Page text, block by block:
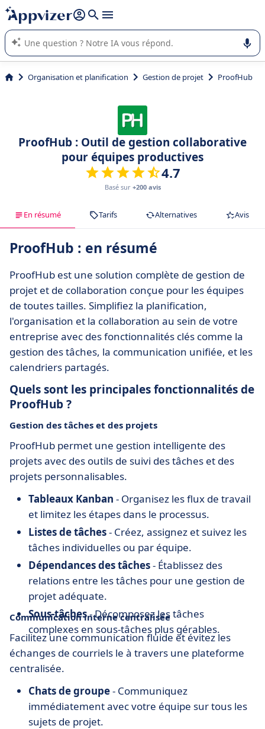
répondre (plusieurs lignes avec
L'IA de Appvizer vous guide dans l'utilisation ou la sélection de
logiciel SaaS en entreprise.
Organisation et planification Gestion de projet ProofHub
ProofHub : Outil de gestion collaborative
pour équipes productives
4.7
Basé sur +200 avis
En résumé Tarifs Alternatives Avis
ProofHub : en résumé
ProofHub est une solution complète de gestion de
projet et de collaboration conçue pour les équipes
de toutes tailles. Simplifiez la planification,
l'organisation et la collaboration au sein de votre
entreprise avec des fonctionnalités clés comme la
gestion des tâches, la communication unifiée, et les
calendriers partagés.
Quels sont les principales fonctionnalités de
ProofHub ?
Gestion des tâches et des projets
ProofHub permet une gestion intelligente des
projets avec des outils de suivi des tâches et des
projets personnalisables.
Tableaux Kanban - Organisez les flux de travail
et limitez les étapes dans le processus.
Listes de tâches- Créez, assignez et suivez les
tâches individuelles ou par équipe.
Dépendances des tâches- Établissez des
relations entre les tâches pour une gestion de
projet adéquate.
Sous-tâches- Décomposez les tâches
complexes en sous-tâches plus gérables.
Communication interne centralisée
Facilitez une communication fluide et évitez les
échanges de courriels le à travers une plateforme
centralisée.
Chats de groupe- Communiquez
immédiatement avec votre équipe sur tous les
sujets de projet.